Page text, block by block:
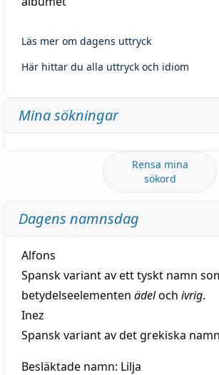
Läs mer om dagens uttryck
Här hittar du alla uttryck och idiom
Mina sökningar
Rensa mina
sökord
Dagens namnsdag
Alfons
Spansk variant av ett tyskt namn
betydelseelementen ädeloch ivrig.
Inez
Spansk variant av det grekiska
Besläktade namn: Lilja